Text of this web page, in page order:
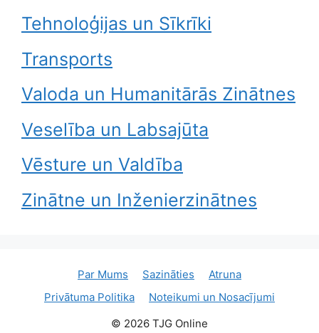
Tehnoloģijas un Sīkrīki
Transports
Valoda un Humanitārās Zinātnes
Veselība un Labsajūta
Vēsture un Valdība
Zinātne un Inženierzinātnes
Par Mums Sazināties
Atruna
Privātuma Politika
Noteikumi un Nosacījumi
© 2026 TJG Online